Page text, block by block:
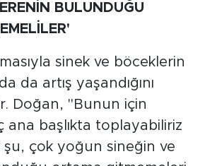
BULUNDUĞU
sinek ve böceklerin
da artış yaşandığını
Doğan, "Bunun için
ana başlıkta toplayabiliriz
şu, çok yoğun sineğin ve